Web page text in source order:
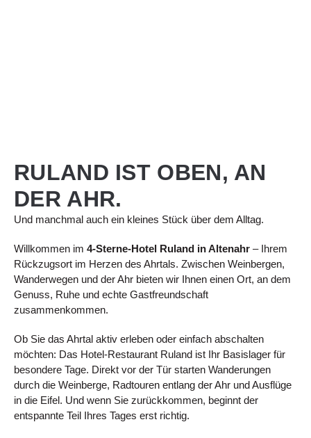
RULAND IST OBEN, AN
DER AHR.
Und manchmal auch ein kleines Stück über dem Alltag.
Willkommen im 4-Sterne-Hotel Ruland in Altenahr – Ihrem
Rückzugsort im Herzen des Ahrtals. Zwischen Weinbergen,
Wanderwegen und der Ahr bieten wir Ihnen einen Ort, an dem
Genuss, Ruhe und echte Gastfreundschaft
zusammenkommen.
Ob Sie das Ahrtal aktiv erleben oder einfach abschalten
möchten: Das Hotel-Restaurant Ruland ist Ihr Basislager für
besondere Tage. Direkt vor der Tür starten Wanderungen
durch die Weinberge, Radtouren entlang der Ahr und Ausflüge
in die Eifel. Und wenn Sie zurückkommen, beginnt der
entspannte Teil Ihres Tages erst richtig.